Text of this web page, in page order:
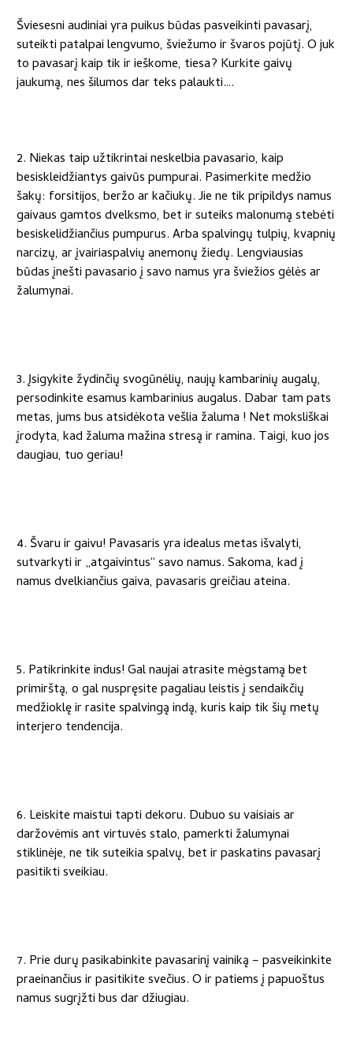
Šviesesni audiniai yra puikus būdas pasveikinti pavasarį,
suteikti patalpai lengvumo, šviežumo ir švaros pojūtį. O juk
to pavasarį kaip tik ir ieškome, tiesa? Kurkite gaivų
jaukumą, nes šilumos dar teks palaukti….
2. Niekas taip užtikrintai neskelbia pavasario, kaip
besiskleidžiantys gaivūs pumpurai. Pasimerkite medžio
šakų: forsitijos, beržo ar kačiukų. Jie ne tik pripildys namus
gaivaus gamtos dvelksmo, bet ir suteiks malonumą stebėti
besiskelidžiančius pumpurus. Arba spalvingų tulpių, kvapnių
narcizų, ar įvairiaspalvių anemonų žiedų. Lengviausias
būdas įnešti pavasario į savo namus yra šviežios gėlės ar
žalumynai.
3. Įsigykite žydinčių svogūnėlių, naujų kambarinių augalų,
persodinkite esamus kambarinius augalus. Dabar tam pats
metas, jums bus atsidėkota vešlia žaluma ! Net moksliškai
įrodyta, kad žaluma mažina stresą ir ramina. Taigi, kuo jos
daugiau, tuo geriau!
4. Švaru ir gaivu! Pavasaris yra idealus metas išvalyti,
sutvarkyti ir „atgaivintus“ savo namus. Sakoma, kad į
namus dvelkiančius gaiva, pavasaris greičiau ateina.
5. Patikrinkite indus! Gal naujai atrasite mėgstamą bet
primirštą, o gal nuspręsite pagaliau leistis į sendaikčių
medžioklę ir rasite spalvingą indą, kuris kaip tik šių metų
interjero tendencija.
6. Leiskite maistui tapti dekoru. Dubuo su vaisiais ar
daržovėmis ant virtuvės stalo, pamerkti žalumynai
stiklinėje, ne tik suteikia spalvų, bet ir paskatins pavasarį
pasitikti sveikiau.
7. Prie durų pasikabinkite pavasarinį vainiką – pasveikinkite
praeinančius ir pasitikite svečius. O ir patiems į papuoštus
namus sugrįžti bus dar džiugiau.